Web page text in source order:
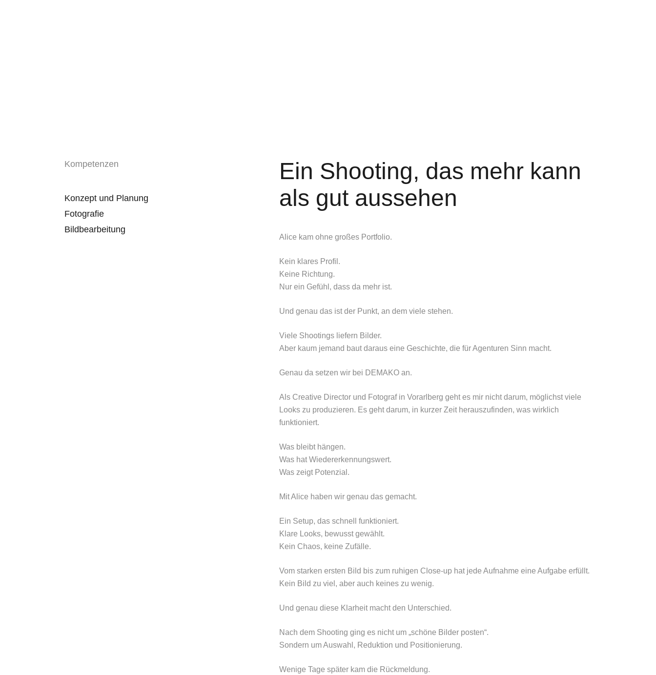
Kompetenzen
Konzept und Planung
Fotografie
Bildbearbeitung
Ein Shooting, das mehr kann
als gut aussehen
Alice kam ohne großes Portfolio.
Kein klares Profil.
Keine Richtung.
Nur ein Gefühl, dass da mehr ist.
Und genau das ist der Punkt, an dem viele stehen.
Viele Shootings liefern Bilder.
Aber kaum jemand baut daraus eine Geschichte, die für Agenturen Sinn macht.
Genau da setzen wir bei DEMAKO an.
Als Creative Director und Fotograf in Vorarlberg geht es mir nicht darum, möglichst viele
Looks zu produzieren. Es geht darum, in kurzer Zeit herauszufinden, was wirklich
funktioniert.
Was bleibt hängen.
Was hat Wiedererkennungswert.
Was zeigt Potenzial.
Mit Alice haben wir genau das gemacht.
Ein Setup, das schnell funktioniert.
Klare Looks, bewusst gewählt.
Kein Chaos, keine Zufälle.
Vom starken ersten Bild bis zum ruhigen Close-up hat jede Aufnahme eine Aufgabe erfüllt.
Kein Bild zu viel, aber auch keines zu wenig.
Und genau diese Klarheit macht den Unterschied.
Nach dem Shooting ging es nicht um „schöne Bilder posten“.
Sondern um Auswahl, Reduktion und Positionierung.
Wenige Tage später kam die Rückmeldung.